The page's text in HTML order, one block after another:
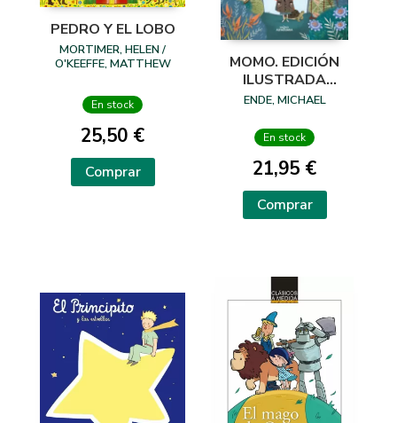
PEDRO Y EL LOBO
MORTIMER, HELEN /
O'KEEFFE, MATTHEW
En stock
25,50 €
Comprar
MOMO. EDICIÓN
ILUSTRADA
ANIVERSARIO
ALFAGUARA
CLÁSICOS
ENDE, MICHAEL
En stock
21,95 €
Comprar